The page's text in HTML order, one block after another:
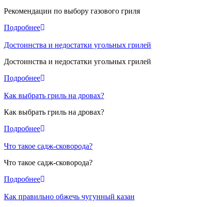
Рекомендации по выбору газового гриля
Подробнее
Достоинства и недостатки угольных грилей
Достоинства и недостатки угольных грилей
Подробнее
Как выбрать гриль на дровах?
Как выбрать гриль на дровах?
Подробнее
Что такое садж-сковорода?
Что такое садж-сковорода?
Подробнее
Как правильно обжечь чугунный казан